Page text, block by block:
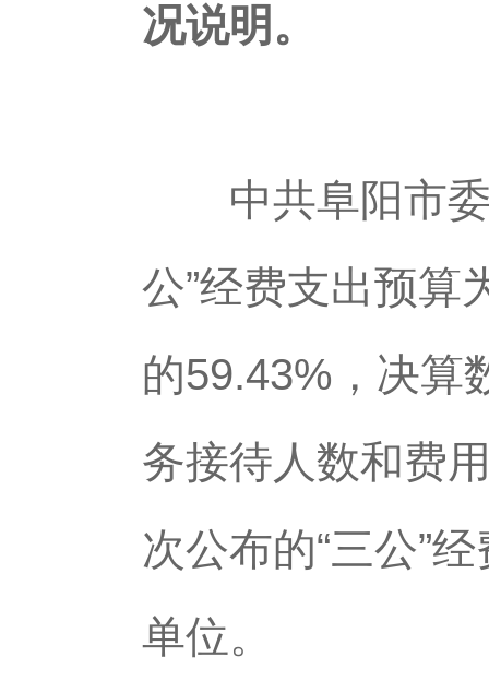
况说明。
中共阜阳市委
公”经费支出预算
的59.43%，决算
务接待人数和费
次公布的“三公”
单位。